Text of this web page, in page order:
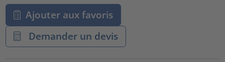
Ajouter aux favoris
Demander un devis